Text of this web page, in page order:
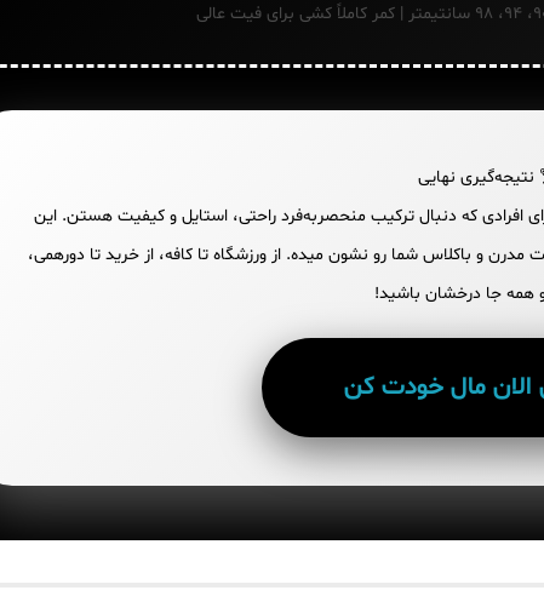
نتیجه‌گیری نهایی
افرادی که دنبال ترکیب منحصربه‌فرد راحتی، استایل و کیفیت هستن. این
و باکلاس شما رو نشون میده. از ورزشگاه تا کافه، از خرید تا دورهمی،
همه جا درخشان باشید!
مال خودت کن